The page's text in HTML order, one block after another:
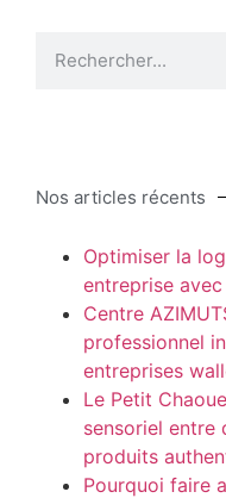
Nos articles récents
Optimiser la
entreprise
Centre
professionnel
entreprises
Le Petit
sensoriel entre
produits
Pourquoi faire